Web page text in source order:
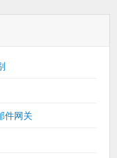
件网关